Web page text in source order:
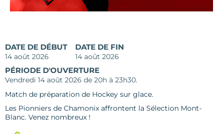
DATE DE DÉBUT
14 août 2026
DATE DE FIN
14 août 2026
PÉRIODE D'OUVERTURE
Vendredi 14 août 2026 de 20h à 23h30.
Match de préparation de Hockey sur glace.
Les Pionniers de Chamonix affrontent la Sélection Mont-
Blanc. Venez nombreux !